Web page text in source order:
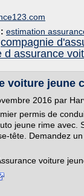
estimation
compagnie
d assurance
voiture jeune
2016 par
permis de
jeune rime avec.
tête. Demandez
voiture